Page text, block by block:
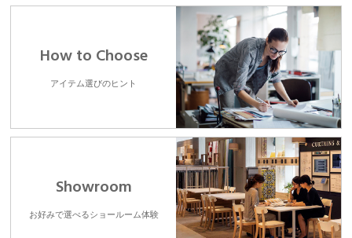
How to Choose
アイテム選びのヒント
Showroom
お好みで選べるショールーム体験